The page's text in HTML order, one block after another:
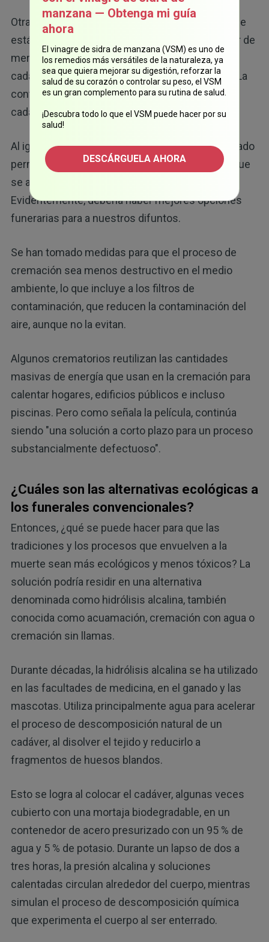
Otra preocupación para la salud y el ambiente que
está relacionada con los crematorios es el vapor de
mercurio que podría dispersarse en el aire si el
cadáver tiene rellenos dentales de amalgamas. La
contaminación química es aún peor en los
cadáveres embalsamados con formaldehído.
Al igual que el mercurio, el formaldehído vaporizado
permanece suspendido en la atmósfera hasta que
se adhiere al agua y vuelve a caer sobre la tierra.
Evidentemente, debería haber mejores opciones
funerarias para a nuestros difuntos.
Se han tomado medidas para que el proceso de
cremación sea menos destructivo en el medio
ambiente, lo que incluye a los filtros de
contaminación, que reducen la contaminación del
aire, aunque no la evitan.
Algunos crematorios reutilizan las cantidades
masivas de energía que usan en la cremación para
calentar hogares, edificios públicos e incluso
piscinas. Pero como señala la película, continúa
siendo "una solución a corto plazo para un proceso
substancialmente defectuoso".
¿Cuáles son las alternativas ecológicas a
los funerales convencionales?
Entonces, ¿qué se puede hacer para que las
tradiciones y los procesos que envuelven a la
muerte sean más ecológicos y menos tóxicos? La
solución podría residir en una alternativa
denominada como hidrólisis alcalina, también
conocida como acuamación, cremación con agua o
cremación sin llamas.
Durante décadas, la hidrólisis alcalina se ha utilizado
en las facultades de medicina, en el ganado y las
mascotas. Utiliza principalmente agua para acelerar
el proceso de descomposición natural de un
cadáver, al disolver el tejido y reducirlo a
fragmentos de huesos blandos.
Esto se logra al colocar el cadáver, algunas veces
cubierto con una mortaja biodegradable, en un
contenedor de acero presurizado con un 95 % de
agua y 5 % de potasio. Durante un lapso de dos a
tres horas, la presión alcalina y soluciones
calentadas circulan alrededor del cuerpo, mientras
simulan el proceso de descomposición química
que experimenta el cuerpo al ser enterrado.
manzana — Obtenga mi guía
ahora
El vinagre de sidra de manzana (VSM) es uno de
los remedios más versátiles de la naturaleza, ya
sea que quiera mejorar su digestión, reforzar la
salud de su corazón o controlar su peso, el VSM
es un gran complemento para su rutina de salud.
¡Descubra todo lo que el VSM puede hacer por su
salud!
DESCÁRGUELA AHORA